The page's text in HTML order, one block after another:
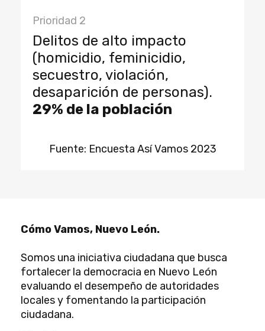
Prioridad 2
Delitos de alto impacto
(homicidio, feminicidio,
secuestro, violación,
desaparición de personas).
29% de la población
Fuente: Encuesta Así Vamos 2023
Cómo Vamos, Nuevo León.
Somos una iniciativa ciudadana que busca
fortalecer la democracia en Nuevo León
evaluando el desempeño de autoridades
locales y fomentando la participación
ciudadana.